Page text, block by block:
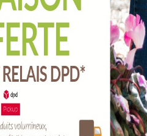
3 dents plates type